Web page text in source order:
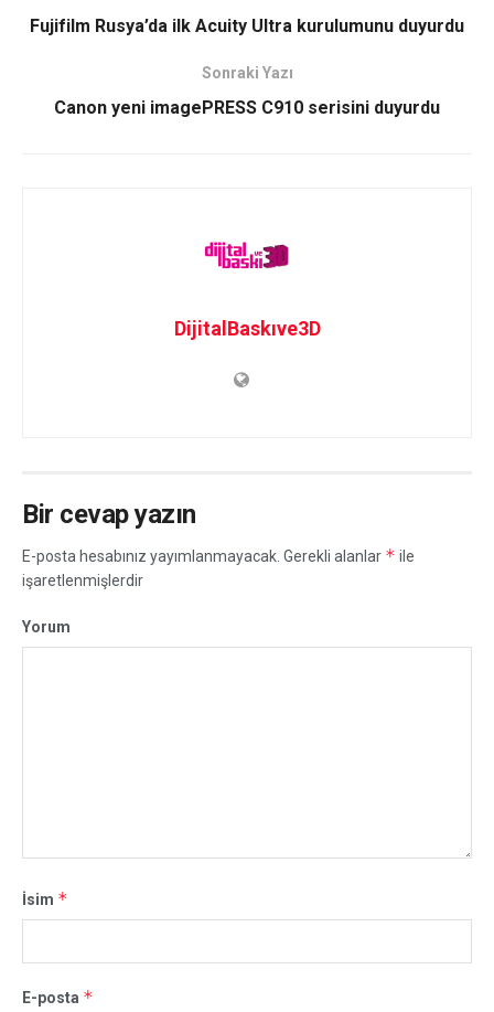
Fujifilm Rusya’da ilk Acuity Ultra kurulumunu duyurdu
Sonraki Yazı
Canon yeni imagePRESS C910 serisini duyurdu
DijitalBaskıve3D
Bir cevap yazın
E-posta hesabınız yayımlanmayacak. Gerekli alanlar * ile
işaretlenmişlerdir
Yorum
İsim *
E-posta *